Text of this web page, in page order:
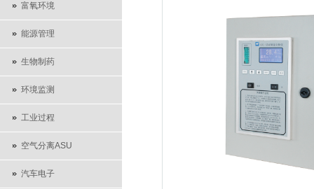
富氧环境
能源管理
生物制药
环境监测
工业过程
空气分离ASU
汽车电子